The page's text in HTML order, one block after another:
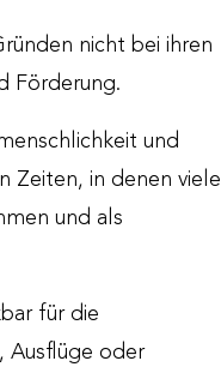
nicht bei ihren
Förderung.
und
Zeiten, in denen viele
und als
für die
Ausflüge oder